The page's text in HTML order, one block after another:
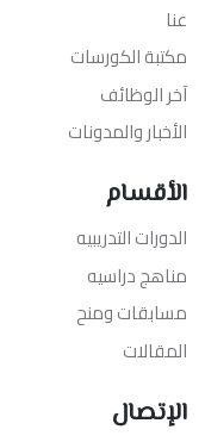
عنا
مكتبة الكورسات
آخر الوظائف
الأخبار والمدونات
الأقسام
الدورات التدريبيه
مناهج دراسيه
مسابقات ومنح
المقالات
الإتصال